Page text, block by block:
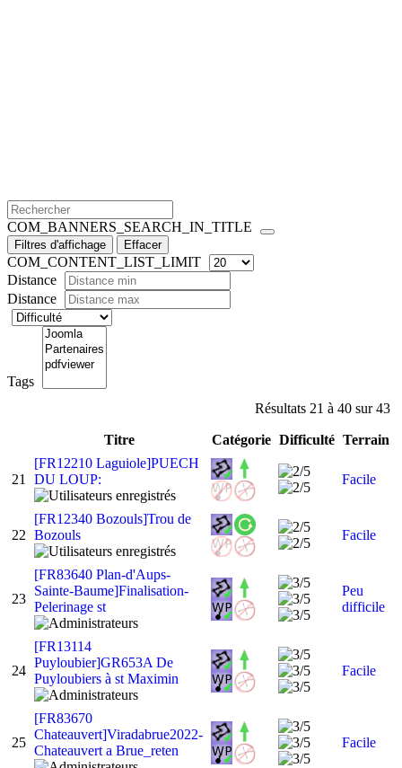
COM_BANNERS_SEARCH_IN_TITLE
Filtres d'affichage Effacer
COM_CONTENT_LIST_LIMIT
Distance
Distance
Tags
Résultats 21 à 40 sur 43
Titre Catégorie Difficulté Terrain
21
[FR12210 Laguiole]PUECH
DU LOUP:
Facile
22
[FR12340 Bozouls]Trou de
Bozouls
Facile
23
[FR83640 Plan-d'Aups-
Sainte-Baume]Finalisation-
Pelerinage st
Peu
difficile
24
[FR13114
Puyloubier]GR653A De
Puyloubiers à st Maximin
Facile
25
[FR83670
Chateauvert]Viradabrue2022-
Chateauvert a Brue_reten
Facile